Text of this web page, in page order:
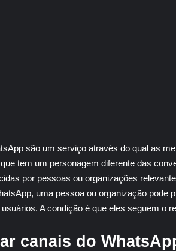
são um serviço através do qual as
tem um personagem diferente das
por pessoas ou organizações
uma pessoa ou organização pode
A condição é que eles seguem o
canais do